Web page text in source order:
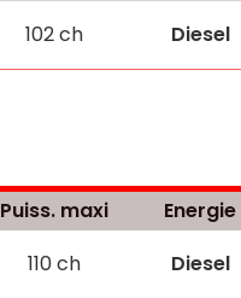
102 ch Diesel
Puiss. maxi Energie
110 ch Diesel